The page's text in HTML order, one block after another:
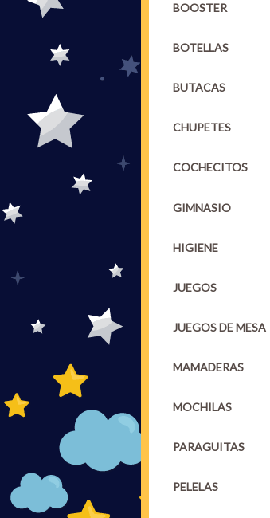
BOOSTER
BOTELLAS
BUTACAS
CHUPETES
COCHECITOS
GIMNASIO
HIGIENE
JUEGOS
JUEGOS DE MESA
MAMADERAS
MOCHILAS
PARAGUITAS
PELELAS